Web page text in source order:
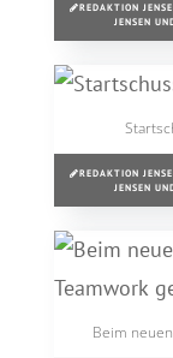
REDAKTION
JENSEN
REDAKTION
JENSEN
Beim